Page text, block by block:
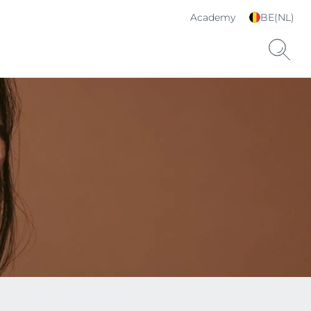
BE(NL)
Academy